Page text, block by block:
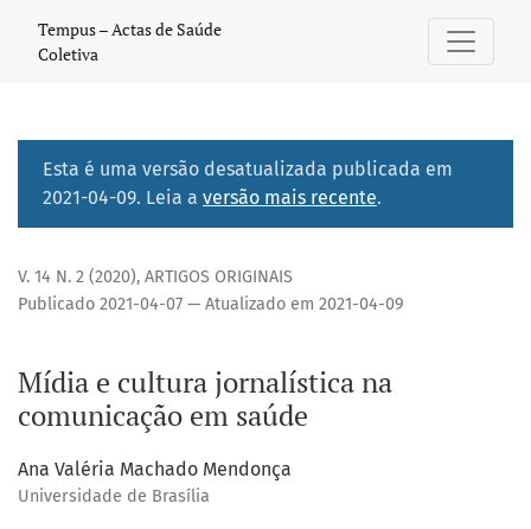
Mídia e cultura jornalística na comunicação em saúde
Tempus – Actas de Saúde
Coletiva
Esta é uma versão desatualizada publicada em
2021-04-09. Leia a versão mais recente.
V. 14 N. 2 (2020), ARTIGOS ORIGINAIS
Mídia e cultura jornalística na
comunicação em saúde
Publicado 2021-04-07 — Atualizado em 2021-04-09
Ana Valéria Machado Mendonça
Universidade de Brasília